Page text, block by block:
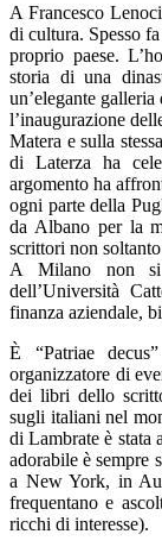
A Francesco
di cultura. Spesso
proprio paese.
storia di una
un’elegante
l’inaugurazione
Matera e sulla
di Laterza ha
argomento ha
ogni parte della
da Albano per la
scrittori non
A Milano non si
dell’Università
finanza aziendale,
È “Patriae
organizzatore di
dei libri dello
sugli italiani nel
di Lambrate è stata
adorabile è sempre
a New York, in
frequentano e
ricchi di interesse).